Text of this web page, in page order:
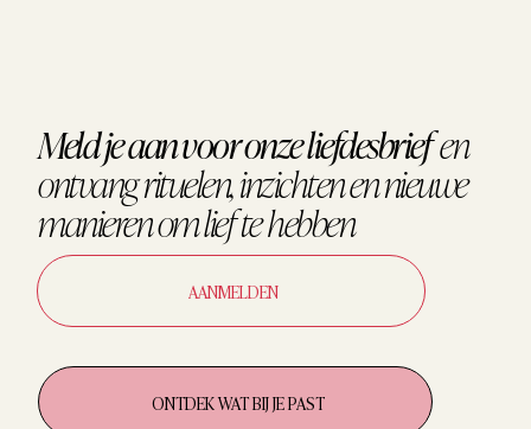
Meld je aan voor onze liefdesbriefen
ontvangrituelen, inzichten en nieuwe
manieren omlief te hebben
AANMELDEN
ONTDEK WAT BIJ JE PAST